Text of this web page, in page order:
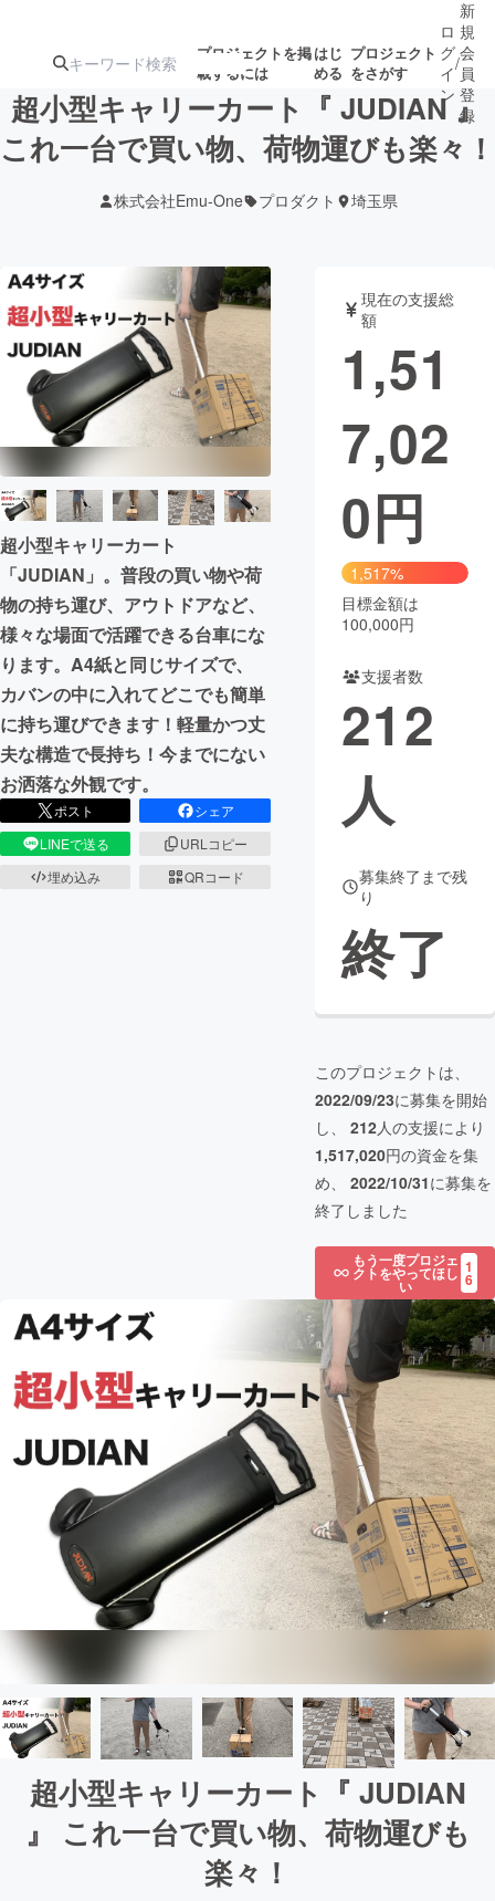
プロジェクトを掲
載するには
はじ
める
プロジェクト
をさがす
注目のリ
ターン
注目の新着プロ
ジェクト
募集終了が近いプ
ロジェクト
されます
アート・写真 音楽
テクノロジー・ガジェット ゲーム・サ
映像・映画
ビジネス・起業
まちづくり・地域活性化
CAMPFIRE for Social Good
CAMPFIRE Creation
CAMPFIREふるさと納税machi-ya コミュニティ
ロ
グ
イ
ン
/
新
規
会
員
登
録
超小型キャリーカート『 JUDIAN 』
これ一台で買い物、荷物運びも楽々！
株式会社Emu-One プロダクト 埼玉県
超小型キャリーカート
「JUDIAN」。普段の買い物や荷
物の持ち運び、アウトドアなど、
様々な場面で活躍できる台車にな
ります。A4紙と同じサイズで、
カバンの中に入れてどこでも簡単
に持ち運びできます！軽量かつ丈
夫な構造で長持ち！今までにない
お洒落な外観です。
ポスト
シェア
LINEで送る
URLコピー
埋め込み
QRコード
現在の支援総
額
1,51
7,02
0円
1,517%
目標金額は
100,000円
支援者数
212
人
募集終了まで残
り
終了
このプロジェクトは、
2022/09/23に募集を開始
し、 212人の支援により
1,517,020円の資金を集
め、 2022/10/31に募集を
終了しました
もう一度プロジェ
クトをやってほし
い
1
6
超小型キャリーカート『 JUDIAN
』 これ一台で買い物、荷物運びも
楽々！